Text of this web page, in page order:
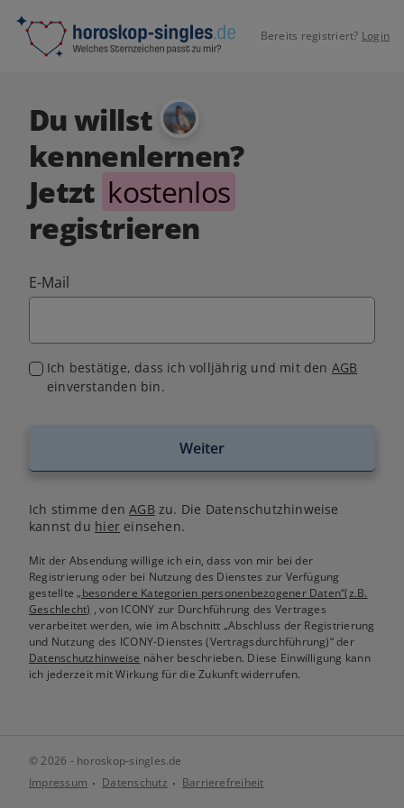
Bereits registriert? Login
Du willst
kennenlernen?
Jetzt kostenlos
registrieren
E-Mail
Ich bestätige, dass ich volljährig und mit den AGB
einverstanden bin.
Weiter
Ich stimme denAGB zu. Die Datenschutzhinweise
kannst du hiereinsehen.
Mit der Absendung willige ich ein, dass von mir bei der
Registrierung oder bei Nutzung des Dienstes zur Verfügung
gestellte„besondere Kategorien personenbezogener Daten“(z.B.
Geschlecht) , von ICONY zur Durchführung des Vertrages
verarbeitet werden, wie im Abschnitt „Abschluss der Registrierung
und Nutzung des ICONY-Dienstes (Vertragsdurchführung)“ der
Datenschutzhinweise näher beschrieben. Diese Einwilligung kann
ich jederzeit mit Wirkung für die Zukunft widerrufen.
© 2026 - horoskop-singles.de
Impressum
Datenschutz Barrierefreiheit